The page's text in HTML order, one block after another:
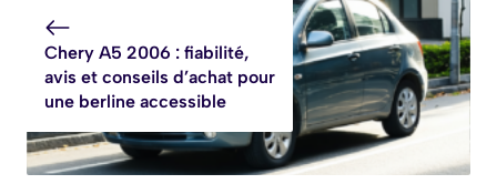
Chery A5 2006 : fiabilité,
avis et conseils d’achat pour
une berline accessible